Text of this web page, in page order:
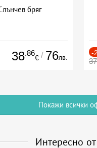
бряг
38.86
€ / 76лв.
-
Покажи всички
Интересно